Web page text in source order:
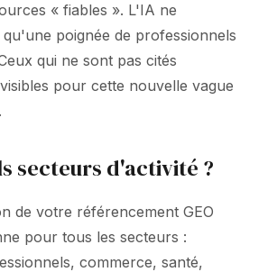
« fiables ». L'IA ne
poignée de professionnels
qui ne sont pas cités
pour cette nouvelle vague
secteurs d'activité ?
de votre référencement GEO
pour tous les secteurs :
commerce, santé,